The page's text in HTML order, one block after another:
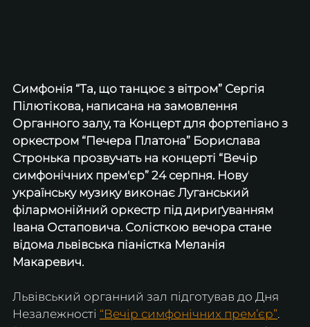
Симфонія “Та, що танцює з вітром” Сергія
Пілютікова, написана на замовлення
Органного залу, та Концерт для фортепіано з
оркестром “Печера Платона” Борислава
Стронька прозвучать на концерті “Вечір
симфонічних прем'єр” 24 серпня. Нову
українську музику виконає Луганський
філармонійний оркестр під дириґуванням
Івана Остаповича. Солісткою вечора стане
відома львівська піаністка Меланія
Макаревич.
Львівський органний зал підготував до Дня
Незалежності “Вечір симфонічних прем’єр”.